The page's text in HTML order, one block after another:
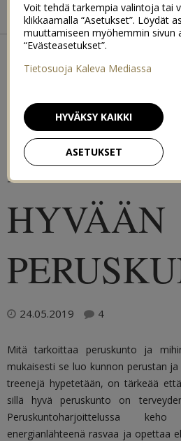
BEACH BODY 2015
MIKSI
HYVÄÄN
24.05.2019 4
Mitä tarkoittaa peruskunto ja
mukaisesti se luo kunnon perustan
treenejä hypetetään, on tärkeää
sillä hyvä peruskunto on
Peruskuntoharjoittelussa
energianlähteenä rasvaa ja opettaa
Voit tehdä tarkempia valintoja tai
klikkaamalla “Asetukset”. Löydät
muuttamiseen myöhemmin sivun
“Evästeasetukset”.
Tietosuoja Kaleva Mediassa
ASETUKSET
HYVÄKSY KAIKKI